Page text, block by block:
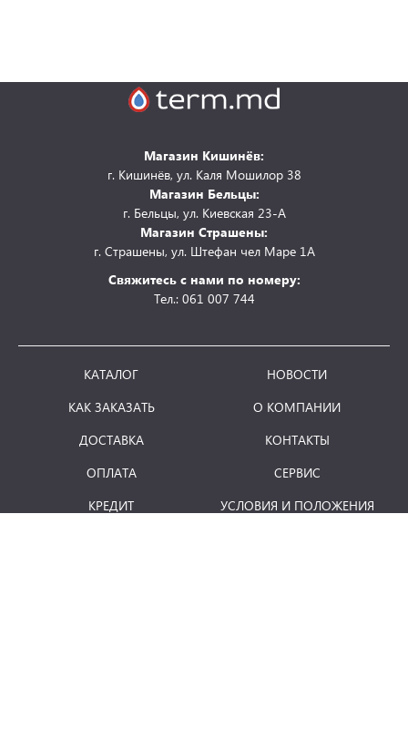
Магазин Кишинёв:
г. Кишинёв, ул. Каля Мошилор 38
Магазин Бельцы:
г. Бельцы, ул. Киевская 23-А
Магазин Страшены:
г. Страшены, ул. Штефан чел Маре 1А
Свяжитесь с нами по номеру:
Тел.: 061 007 744
КАТАЛОГ
КАК ЗАКАЗАТЬ
ДОСТАВКА
ОПЛАТА
КРЕДИТ
НОВОСТИ
О КОМПАНИИ
КОНТАКТЫ
СЕРВИС
УСЛОВИЯ И ПОЛОЖЕНИЯ